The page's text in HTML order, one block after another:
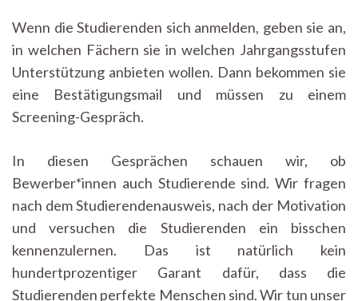
Wenn die Studierenden sich anmelden, geben sie an,
in welchen Fächern sie in welchen Jahrgangsstufen
Unterstützung anbieten wollen. Dann bekommen sie
eine Bestätigungsmail und müssen zu einem
Screening-Gespräch.
In diesen Gesprächen schauen wir, ob
Bewerber*innen auch Studierende sind. Wir fragen
nach dem Studierendenausweis, nach der Motivation
und versuchen die Studierenden ein bisschen
kennenzulernen. Das ist natürlich kein
hundertprozentiger Garant dafür, dass die
Studierenden perfekte Menschen sind. Wir tun unser